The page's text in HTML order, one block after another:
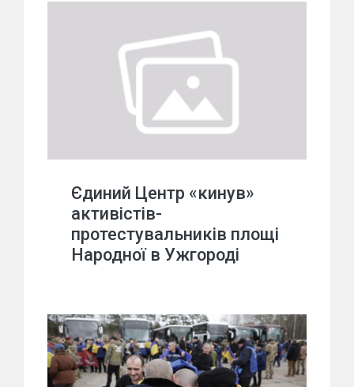
Єдиний Центр «кинув»
активістів-
протестувальників площі
Народної в Ужгороді